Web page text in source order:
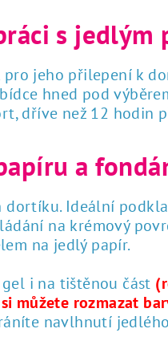
s jedlým
jeho přilepení k
hned pod
dříve než 12 hodin
a
dortíku. Ideální
na krémový
na jedlý papír.
i na tištěnou část
můžete rozmazat
navlhnutí